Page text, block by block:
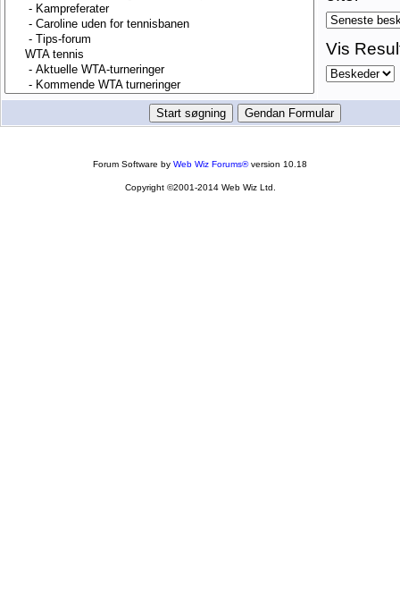
Vis
Forum Software by Web Wiz Forums®version 10.18
Copyright ©2001-2014 Web Wiz Ltd.